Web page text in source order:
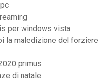
per windows vista
la maledizione del forziere
primus
di natale